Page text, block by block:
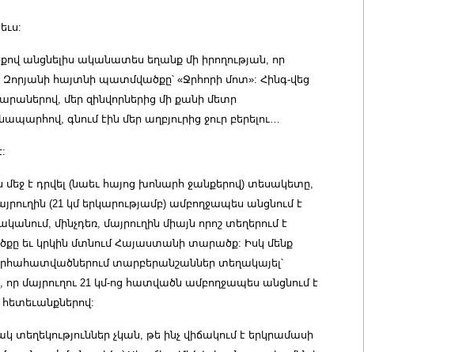
անցնելիս ականատես եղանք մի իրողության, որ
հայտնի պատմվածքը՝ «Ջրհորի մոտ»: Հինգ-վեց
մեր զինվորներից մի քանի մետր
գնում էին մեր աղբյուրից ջուր բերելու…
է դրվել (նաեւ հայոց խոնարհ ջանքերով) տեսակետը,
(21 կմ երկարությամբ) ամբողջապես անցնում է
մինչդեռ, մայրուղին միայն որոշ տեղերում է
եւ կրկին մտնում Հայաստանի տարածք: Իսկ մենք
տարբերանշաններ տեղակայել՝
որ մայրուղու 21 կմ-ոց հատվածն ամբողջապես անցնում է
տեղեկություններ չկան, թե ինչ վիճակում է երկրամասի